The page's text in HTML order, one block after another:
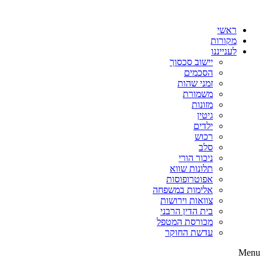
ראשי
מקורות
לענייננו
יישוב סכסוך
הסכמים
זמני שהות
משמורת
מזונות
גיטין
ילדים
רכוש
סלב
ניכור הורי
תלונות שווא
אפוטרופוסות
אלימות במשפחה
צוואות וירושות
בית הדין הרבני
מכורסת המטפל
עדשת החוקר
Menu